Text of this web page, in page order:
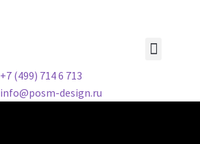
+7 (499) 714 6 713
info@posm-design.ru